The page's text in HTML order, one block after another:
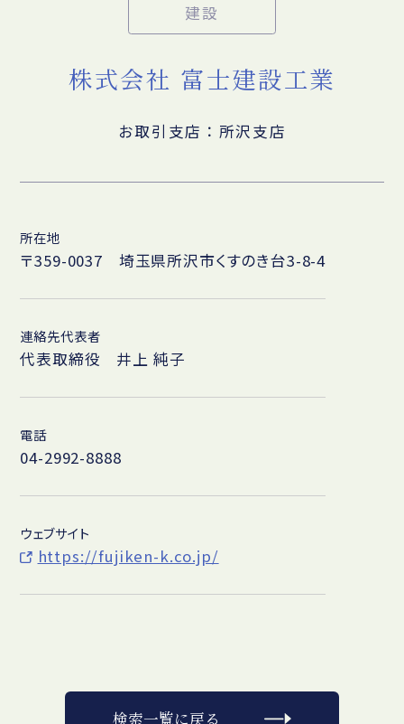
建設
株式会社 富士建設工業
お取引支店：所沢支店
所在地
〒359-0037 埼玉県所沢市くすのき台3-8-4
連絡先代表者
代表取締役 井上 純子
電話
04-2992-8888
ウェブサイト
https://fujiken-k.co.jp/
検索一覧に戻る